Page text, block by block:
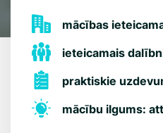
mācības
ieteicamais
praktiskie
mācību ilgums: